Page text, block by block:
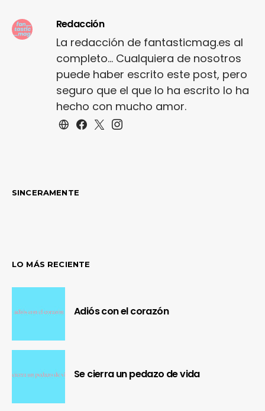
Redacción
La redacción de fantasticmag.es al
completo... Cualquiera de nosotros
puede haber escrito este post, pero
seguro que el que lo ha escrito lo ha
hecho con mucho amor.
SINCERAMENTE
LO MÁS RECIENTE
Adiós con el corazón
Se cierra un pedazo de vida